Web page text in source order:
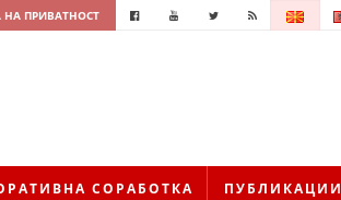
ПРИВАТНОСТ
СОРАБОТКА ПУБЛИКАЦИИ